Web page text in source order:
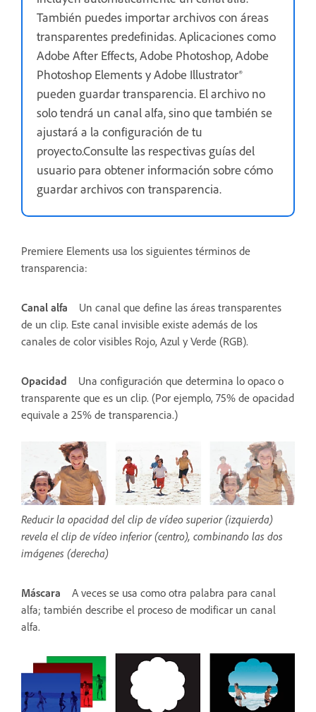
También puedes importar archivos con áreas
transparentes predefinidas. Aplicaciones como
Adobe After Effects, Adobe Photoshop, Adobe
Photoshop Elements y Adobe Illustrator®
pueden guardar transparencia. El archivo no
solo tendrá un canal alfa, sino que también se
ajustará a la configuración de tu
proyecto.Consulte las respectivas guías del
usuario para obtener información sobre cómo
guardar archivos con transparencia.
Premiere Elements usa los siguientes términos de
transparencia:
Canal alfa
Un canal que define las áreas transparentes
de un clip. Este canal invisible existe además de los
canales de color visibles Rojo, Azul y Verde (RGB).
Opacidad
Una configuración que determina lo opaco o
transparente que es un clip. (Por ejemplo, 75% de opacidad
equivale a 25% de transparencia.)
Reducir la opacidad del clip de vídeo superior (izquierda)
revela el clip de vídeo inferior (centro), combinando las dos
imágenes (derecha)
Máscara
A veces se usa como otra palabra para canal
alfa; también describe el proceso de modificar un canal
alfa.